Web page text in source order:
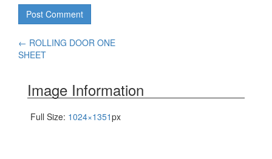
← ROLLING DOOR ONE
SHEET
Image Information
Full Size: 1024×1351px